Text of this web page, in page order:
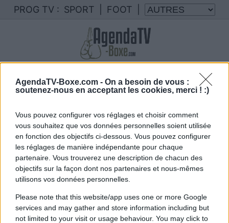
AgendaTV-Boxe.com - On a besoin de vous :
soutenez-nous en acceptant les cookies, merci ! :)
Vous pouvez configurer vos réglages et choisir comment
vous souhaitez que vos données personnelles soient utilisée
en fonction des objectifs ci-dessous. Vous pouvez configurer
les réglages de manière indépendante pour chaque
partenaire. Vous trouverez une description de chacun des
objectifs sur la façon dont nos partenaires et nous-mêmes
utilisons vos données personnelles.
Please note that this website/app uses one or more Google
services and may gather and store information including but
not limited to your visit or usage behaviour. You may click to
PROG TV : SPORT FOOT
Votre programme TV 76
Nous rassemblons le calendrier des combats de
Vous trouverez ci-dessous la liste des futurs
combats diffusés à la télévision en France de.